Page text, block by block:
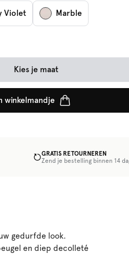
Violet Marble
Kies je maat
winkelmandje
GRATIS RETOURNEREN
Zend je bestelling binnen 14
gedurfde look.
en diep decolleté